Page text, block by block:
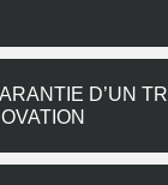
D’UN